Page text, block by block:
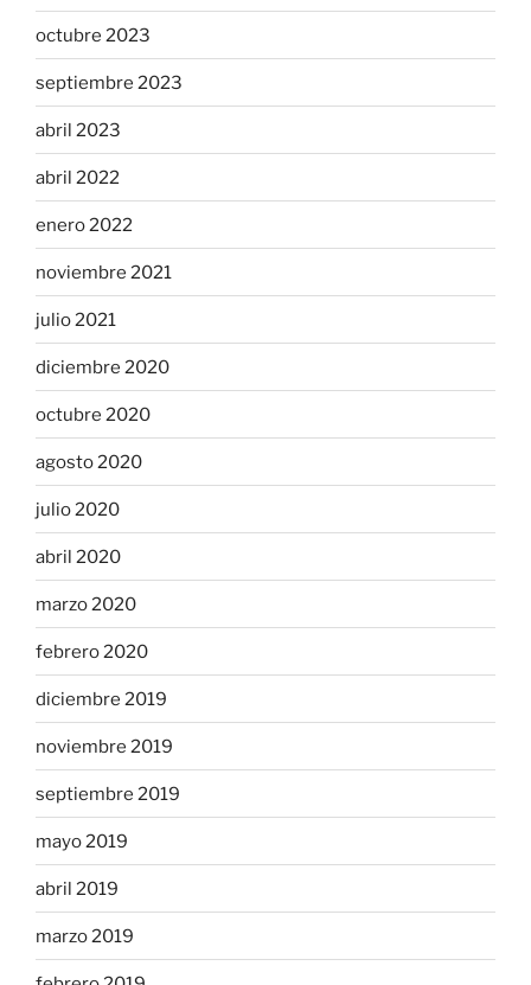
octubre 2023
septiembre 2023
abril 2023
abril 2022
enero 2022
noviembre 2021
julio 2021
diciembre 2020
octubre 2020
agosto 2020
julio 2020
abril 2020
marzo 2020
febrero 2020
diciembre 2019
noviembre 2019
septiembre 2019
mayo 2019
abril 2019
marzo 2019